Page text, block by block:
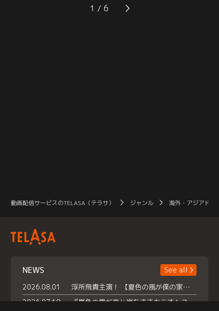
と再会する。トンイはソ・ヨンギに
6年前のことを尋ねられるが…。
じるトンイは、疑いを晴らすために
薬材を処方した医者の死体を調べよ
1
動画配信サービスのTELASA（テラサ） ジャンル 海外・アジアドラ
NEWS
See all
2026.08.01
浮所飛貴主演！ 【夏色の風が僕の家にやってきた】 本日よりテラサで独占配信スタート！
2026.07.18
『夏色の雲が恋と嵐をまきおこす』スペシャルメイキング 【Part1】2026年７月18日（土）23時30分～配信スタート！話題のシーンの裏側を大公開！豪華キャスト大集合！ 『武宮家 真夏の家族会議』開催！